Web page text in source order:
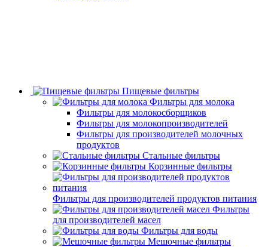
Пищевые фильтры
Фильтры для молока
Фильтры для молокосборщиков
Фильтры для молокопроизводителей
Фильтры для производителей молочных
продуктов
Стальные фильтры
Корзинные фильтры
Фильтры для производителей продуктов питания
Фильтры
для производителей масел
Фильтры для воды
Мешочные фильтры